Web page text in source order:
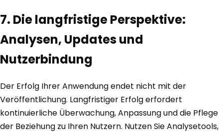
7. Die langfristige Perspektive:
Analysen, Updates und
Nutzerbindung
Der Erfolg Ihrer Anwendung endet nicht mit der
Veröffentlichung. Langfristiger Erfolg erfordert
kontinuierliche Überwachung, Anpassung und die Pflege
der Beziehung zu Ihren Nutzern. Nutzen Sie Analysetools,